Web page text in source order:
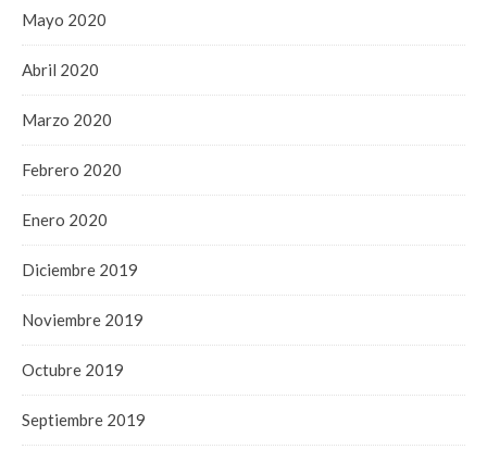
Mayo 2020
Abril 2020
Marzo 2020
Febrero 2020
Enero 2020
Diciembre 2019
Noviembre 2019
Octubre 2019
Septiembre 2019